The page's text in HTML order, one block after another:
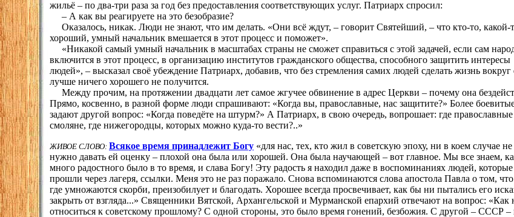
жильё – по два-три раза за год без предоставления соответствующих услуг. Патриарх спросил:
– А как вы реагируете на это безобразие?
Оказалось, никак. Люди не знают, что им делать. «Они всё ждут, – говорит Святейший, – что кто-то, какой-
хороший, умный начальник вмешается в этот процесс и поможет».
«Никакой самый умный начальник в масштабах страны не сможет справиться с этой задачей, если сам
включится в этот процесс, в организацию институтов гражданского общества, способного защитить интересы
людей», – высказал своё убеждение Патриарх, добавив, что без стремления самих людей сделать жизнь вокруг
лучше ничего хорошего не получится.
Между прочим, на протяжении двадцати лет самое жгучее обвинение в адрес Церкви – почему она
Прямо, косвенно, в разной форме люди спрашивают: «Когда вы, православные, нас защитите?» Более
задают другой вопрос: «Когда поведёте на штурм?» А Патриарх, в свою очередь, вопрошает: где православные
смоляне, где нижегородцы, которых можно куда-то вести?..»
ЖИВОЕ СЛОВО: Всякое время принадлежит Богу «для нас, тех, кто жил в советскую эпоху, ни в коем случае не
нужно давать ей оценку – плохой она была или хорошей. Она была научающей – вот главное. Мы все знаем,
много радостного было в то время, и слава Богу! Эту радость я находил даже в воспоминаниях людей, которые
прошли через лагеря, ссылки. Меня это не раз поражало. Снова вспоминаются слова апостола Павла о том,
где умножаются скорби, преизобилует и благодать. Хорошее всегда просвечивает, как бы ни пытались его
закрыть от взгляда...» Священники Вятской, Архангельской и Мурманской епархий отвечают на вопрос: «Как
относиться к советскому прошлому? С одной стороны, это было время гонений, безбожия. С другой – СССР